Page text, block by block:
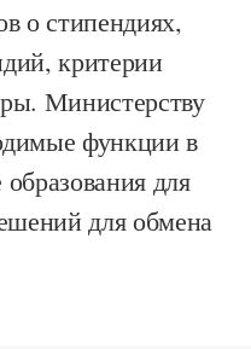
о стипендиях,
критерии
Министерству
функции в
для
для обмена